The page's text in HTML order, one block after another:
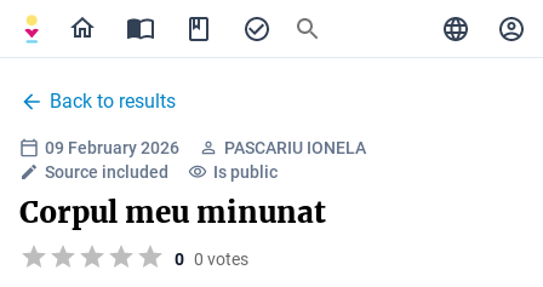
Back to results
09 February 2026
PASCARIU IONELA
Source included
Is public
Corpul meu minunat
0 0 votes